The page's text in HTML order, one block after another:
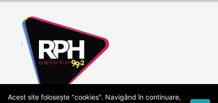
Acest site folosește "cookies". Navigând în continuare,